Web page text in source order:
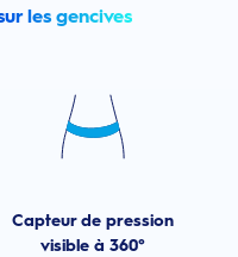
les gencives
Capteur de pression
visible à 360°